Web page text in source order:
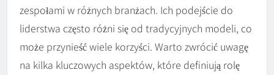
zespołami w różnych branżach. Ich podejście do
liderstwa często różni się od tradycyjnych modeli, co
może przynieść wiele korzyści. Warto zwrócić uwagę
na kilka kluczowych aspektów, które definiują rolę